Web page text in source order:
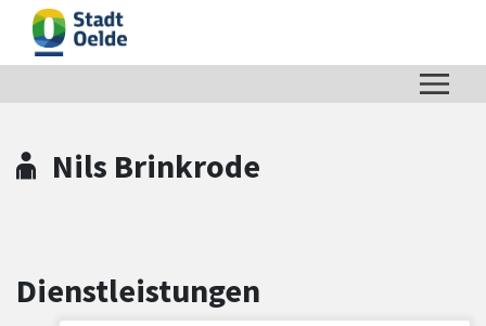
Zum Header
Zum Hauptinhalt
Zum Footer
Zum Hauptinhalt springen
Nils Brinkrode
Dienstleistungen